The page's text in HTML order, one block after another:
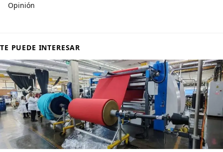
Opinión
TE PUEDE INTERESAR